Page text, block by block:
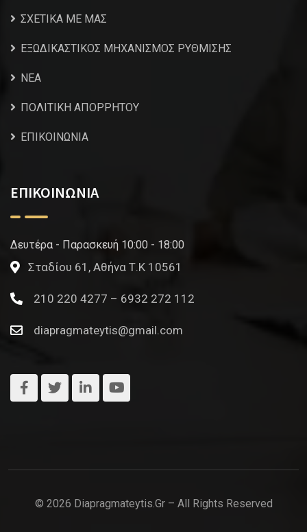
ΣΧΕΤΙΚΑ ΜΕ ΜΑΣ
ΕΞΩΔΙΚΑΣΤΙΚΟΣ ΜΗΧΑΝΙΣΜΟΣ ΡΥΘΜΙΣΗΣ
NEA
ΠΟΛΙΤΙΚΗ ΑΠΟΡΡΗΤΟΥ
ΕΠΙΚΟΙΝΩΝΙΑ
ΕΠΙΚΟΙΝΩΝΙΑ
Δευτέρα - Παρασκευή 10:00 - 18:00
Σταδίου 61, Αθήνα Τ.Κ 10561
210 220 4277 – 6932 272 112
diapragmateytis@gmail.com
© 2026 Diapragmateytis.gr – All Rights Reserved